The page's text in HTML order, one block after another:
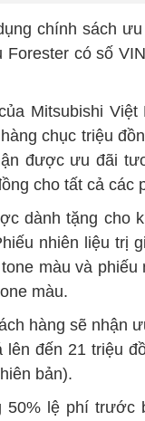
chính sách
có số
Mitsubishi
chục triệu
được ưu đãi
cho tất cả các
dành tặng cho
nhiên liệu trị
màu và phiếu
màu.
hàng sẽ nhận
đến 21 triệu
bản).
lệ phí trước